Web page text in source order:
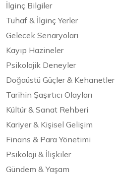
İlginç Bilgiler
Tuhaf & İlginç Yerler
Gelecek Senaryoları
Kayıp Hazineler
Psikolojik Deneyler
Doğaüstü Güçler & Kehanetler
Tarihin Şaşırtıcı Olayları
Kültür & Sanat Rehberi
Kariyer & Kişisel Gelişim
Finans & Para Yönetimi
Psikoloji & İlişkiler
Gündem & Yaşam